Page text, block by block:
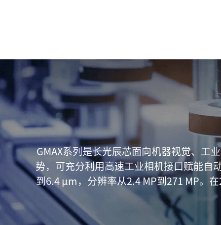
GMAX系列是长光辰芯面向机器视觉、工
势，可充分利用高速工业相机接口赋能自
到6.4 μm，分辨率从2.4 MP到271 MP。